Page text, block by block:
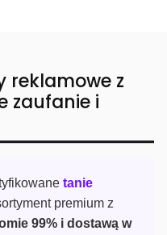
reklamowe z
zaufanie i
tanie
premium z
99% i dostawą w